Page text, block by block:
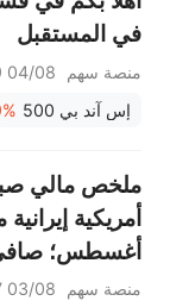
في المستقبل
منصة سهم
04/08 08:29
إس آند بي 500
ملخص مالي
أغسطس؛ صافي
منصة سهم
03/08 06:17